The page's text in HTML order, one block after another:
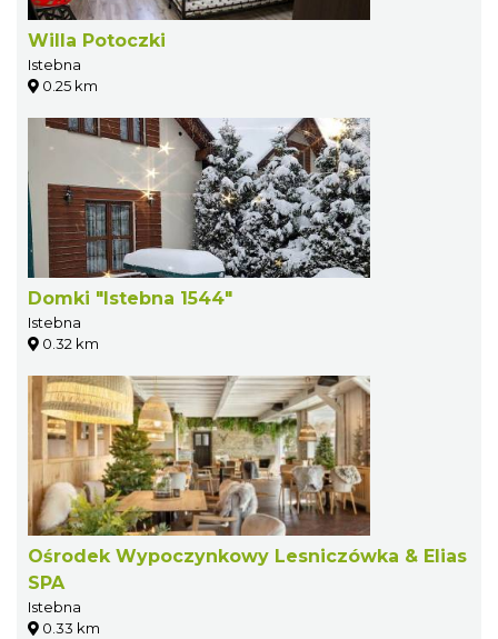
Willa Potoczki
Istebna
0.25 km
Domki "Istebna 1544"
Istebna
0.32 km
Ośrodek Wypoczynkowy Lesniczówka & Elias
SPA
Istebna
0.33 km